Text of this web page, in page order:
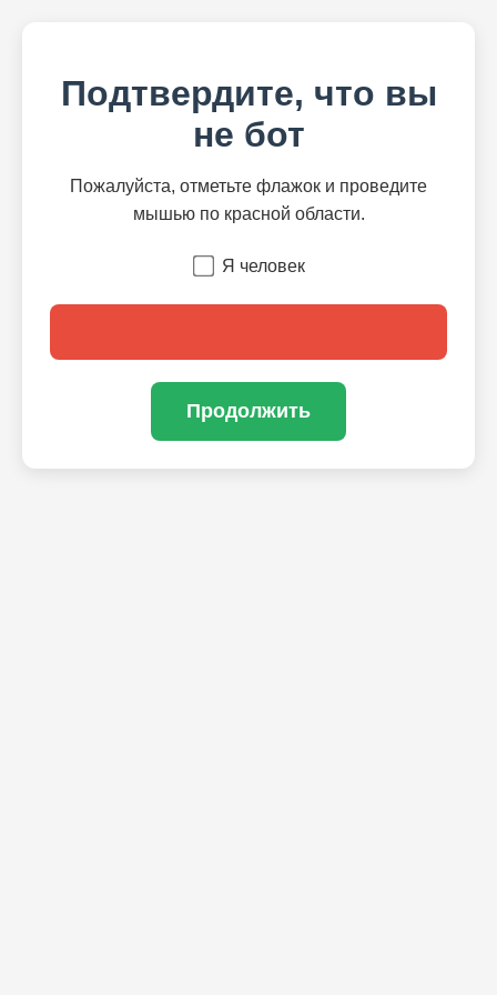
Подтвердите, что вы
не бот
Пожалуйста, отметьте флажок и проведите
мышью по красной области.
Я человек
Продолжить